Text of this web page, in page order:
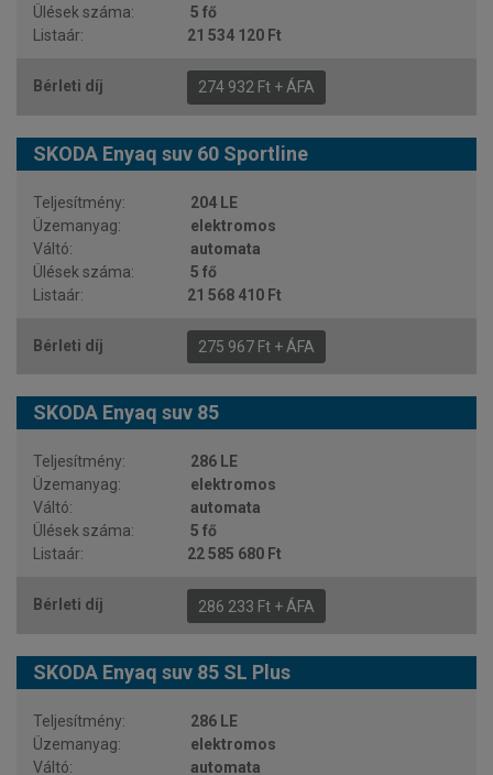
5 fő
21 534 120 Ft
274 932 Ft + ÁFA
SKODA Enyaq suv 60 Sportline
204 LE
elektromos
automata
5 fő
21 568 410 Ft
275 967 Ft + ÁFA
SKODA Enyaq suv 85
286 LE
elektromos
automata
5 fő
22 585 680 Ft
286 233 Ft + ÁFA
SKODA Enyaq suv 85 SL Plus
286 LE
elektromos
automata